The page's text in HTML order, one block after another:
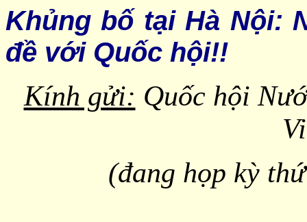
Khủng bố tại Hà Nội:
đề với Quốc hội!!
Kính gửi: Quốc hội
(đang họp kỳ